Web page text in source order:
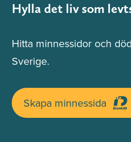
Hylla det liv som
Hitta minnessidor och
Sverige.
Skapa minnessida